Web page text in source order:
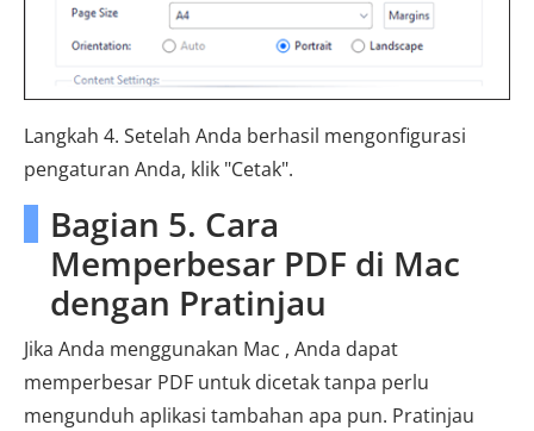
Langkah 4. Setelah Anda berhasil mengonfigurasi
pengaturan Anda, klik "Cetak".
Bagian 5. Cara
Memperbesar PDF di Mac
dengan Pratinjau
Jika Anda menggunakan Mac , Anda dapat
memperbesar PDF untuk dicetak tanpa perlu
mengunduh aplikasi tambahan apa pun. Pratinjau